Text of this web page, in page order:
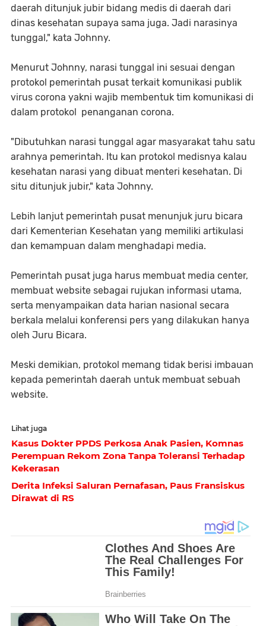
daerah ditunjuk jubir bidang medis di daerah dari
dinas kesehatan supaya sama juga. Jadi narasinya
tunggal," kata Johnny.
Menurut Johnny, narasi tunggal ini sesuai dengan
protokol pemerintah pusat terkait komunikasi publik
virus corona yakni wajib membentuk tim komunikasi di
dalam protokol penanganan corona.
"Dibutuhkan narasi tunggal agar masyarakat tahu satu
arahnya pemerintah. Itu kan protokol medisnya kalau
kesehatan narasi yang dibuat menteri kesehatan. Di
situ ditunjuk jubir," kata Johnny.
Lebih lanjut pemerintah pusat menunjuk juru bicara
dari Kementerian Kesehatan yang memiliki artikulasi
dan kemampuan dalam menghadapi media.
Pemerintah pusat juga harus membuat media center,
membuat website sebagai rujukan informasi utama,
serta menyampaikan data harian nasional secara
berkala melalui konferensi pers yang dilakukan hanya
oleh Juru Bicara.
Meski demikian, protokol memang tidak berisi imbauan
kepada pemerintah daerah untuk membuat sebuah
website.
Lihat juga
Kasus Dokter PPDS Perkosa Anak Pasien, Komnas
Perempuan Rekom Zona Tanpa Toleransi Terhadap
Kekerasan
Derita Infeksi Saluran Pernafasan, Paus Fransiskus
Dirawat di RS